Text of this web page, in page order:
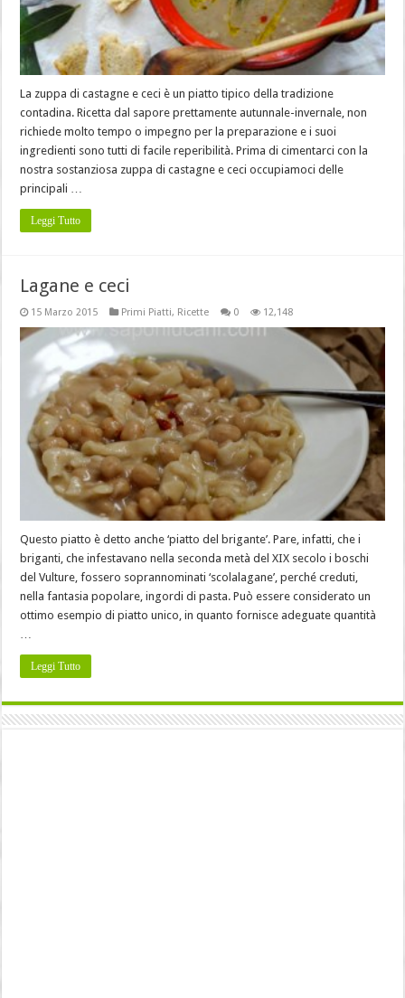
La zuppa di castagne e ceci è un piatto tipico della tradizione
contadina. Ricetta dal sapore prettamente autunnale-invernale, non
richiede molto tempo o impegno per la preparazione e i suoi
ingredienti sono tutti di facile reperibilità. Prima di cimentarci con la
nostra sostanziosa zuppa di castagne e ceci occupiamoci delle
principali …
Leggi Tutto
Lagane e ceci
15 Marzo 2015 Primi Piatti, Ricette 0 12,148
Questo piatto è detto anche ‘piatto del brigante’. Pare, infatti, che i
briganti, che infestavano nella seconda metà del XIX secolo i boschi
del Vulture, fossero soprannominati ‘scolalagane’, perché creduti,
nella fantasia popolare, ingordi di pasta. Può essere considerato un
ottimo esempio di piatto unico, in quanto fornisce adeguate quantità
…
Leggi Tutto